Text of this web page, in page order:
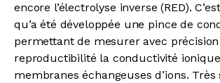
encore l’électrolyse inverse (RED).
qu’a été développée une pince de
permettant de mesurer avec
reproductibilité la conductivité
membranes échangeuses d’ions.